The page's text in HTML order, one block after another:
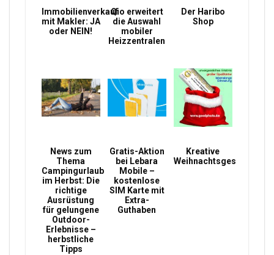
Immobilienverkauf
mit Makler: JA
oder NEIN!
Qio erweitert
die Auswahl
mobiler
Heizzentralen
Der Haribo
Shop
News zum
Thema
Campingurlaub
im Herbst: Die
richtige
Ausrüstung
für gelungene
Outdoor-
Erlebnisse –
herbstliche
Tipps
Gratis-Aktion
bei Lebara
Mobile –
kostenlose
SIM Karte mit
Extra-
Guthaben
Kreative
Weihnachtsgeschenke